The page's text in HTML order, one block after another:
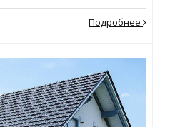
Подробнее